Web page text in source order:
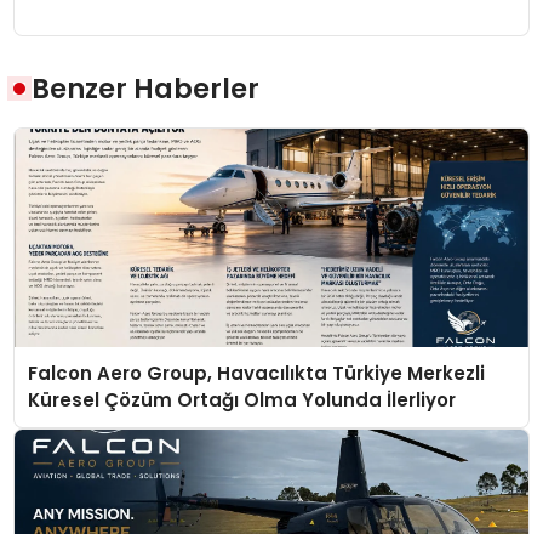
Benzer Haberler
Falcon Aero Group, Havacılıkta Türkiye Merkezli
Küresel Çözüm Ortağı Olma Yolunda İlerliyor